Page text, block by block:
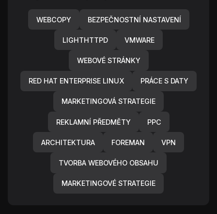
WEBCOPY BEZPEČNOSTNÍ NASTAVENÍ
LIGHTHTTPD VMWARE
WEBOVÉ STRÁNKY
RED HAT ENTERPRISE LINUX PRÁCE S DATY
MARKETINGOVÁ STRATEGIE
REKLAMNÍ PŘEDMĚTY PPC
ARCHITEKTURA FOREMAN VPN
TVORBA WEBOVÉHO OBSAHU
MARKETINGOVÉ STRATEGIE